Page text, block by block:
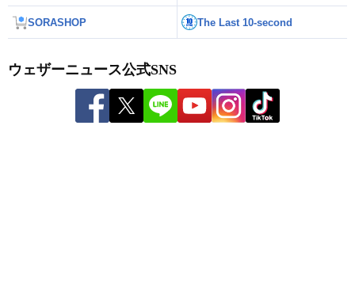
SORASHOP The Last 10-second
ウェザーニュース公式SNS